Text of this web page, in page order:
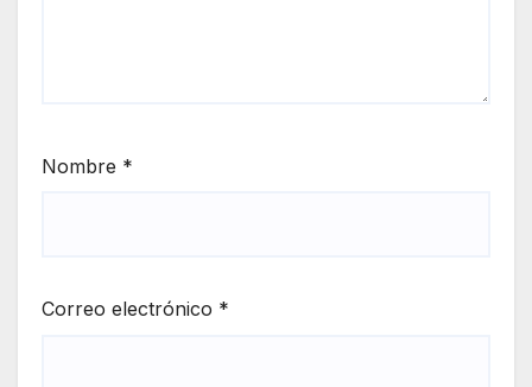
Nombre *
Correo electrónico *